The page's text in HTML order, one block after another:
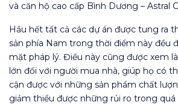
và căn hộ cao cấp Bình Dương – Astral
Hầu hết tất cả các dự án được tung ra
sản phía Nam trong thời điểm này đều
mặt pháp lý. Điều này cũng được xem
lớn đối với người mua nhà, giúp họ có
cận được với những sản phẩm chất
giảm thiểu được những rủi ro trong quá